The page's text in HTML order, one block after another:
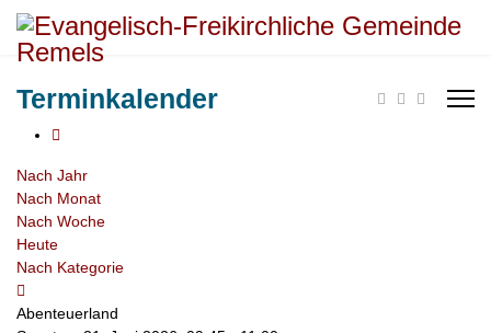
Terminkalender
Nach Jahr
Nach Monat
Nach Woche
Heute
Nach Kategorie
Abenteuerland